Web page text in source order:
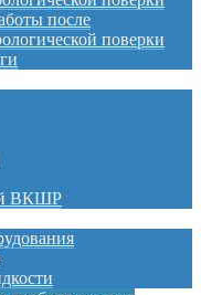
после
поверки
ВКШР